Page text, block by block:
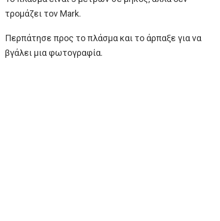
τρομάζει τον Mark.
Περπάτησε προς το πλάσμα και το άρπαξε για να
βγάλει μια φωτογραφία.